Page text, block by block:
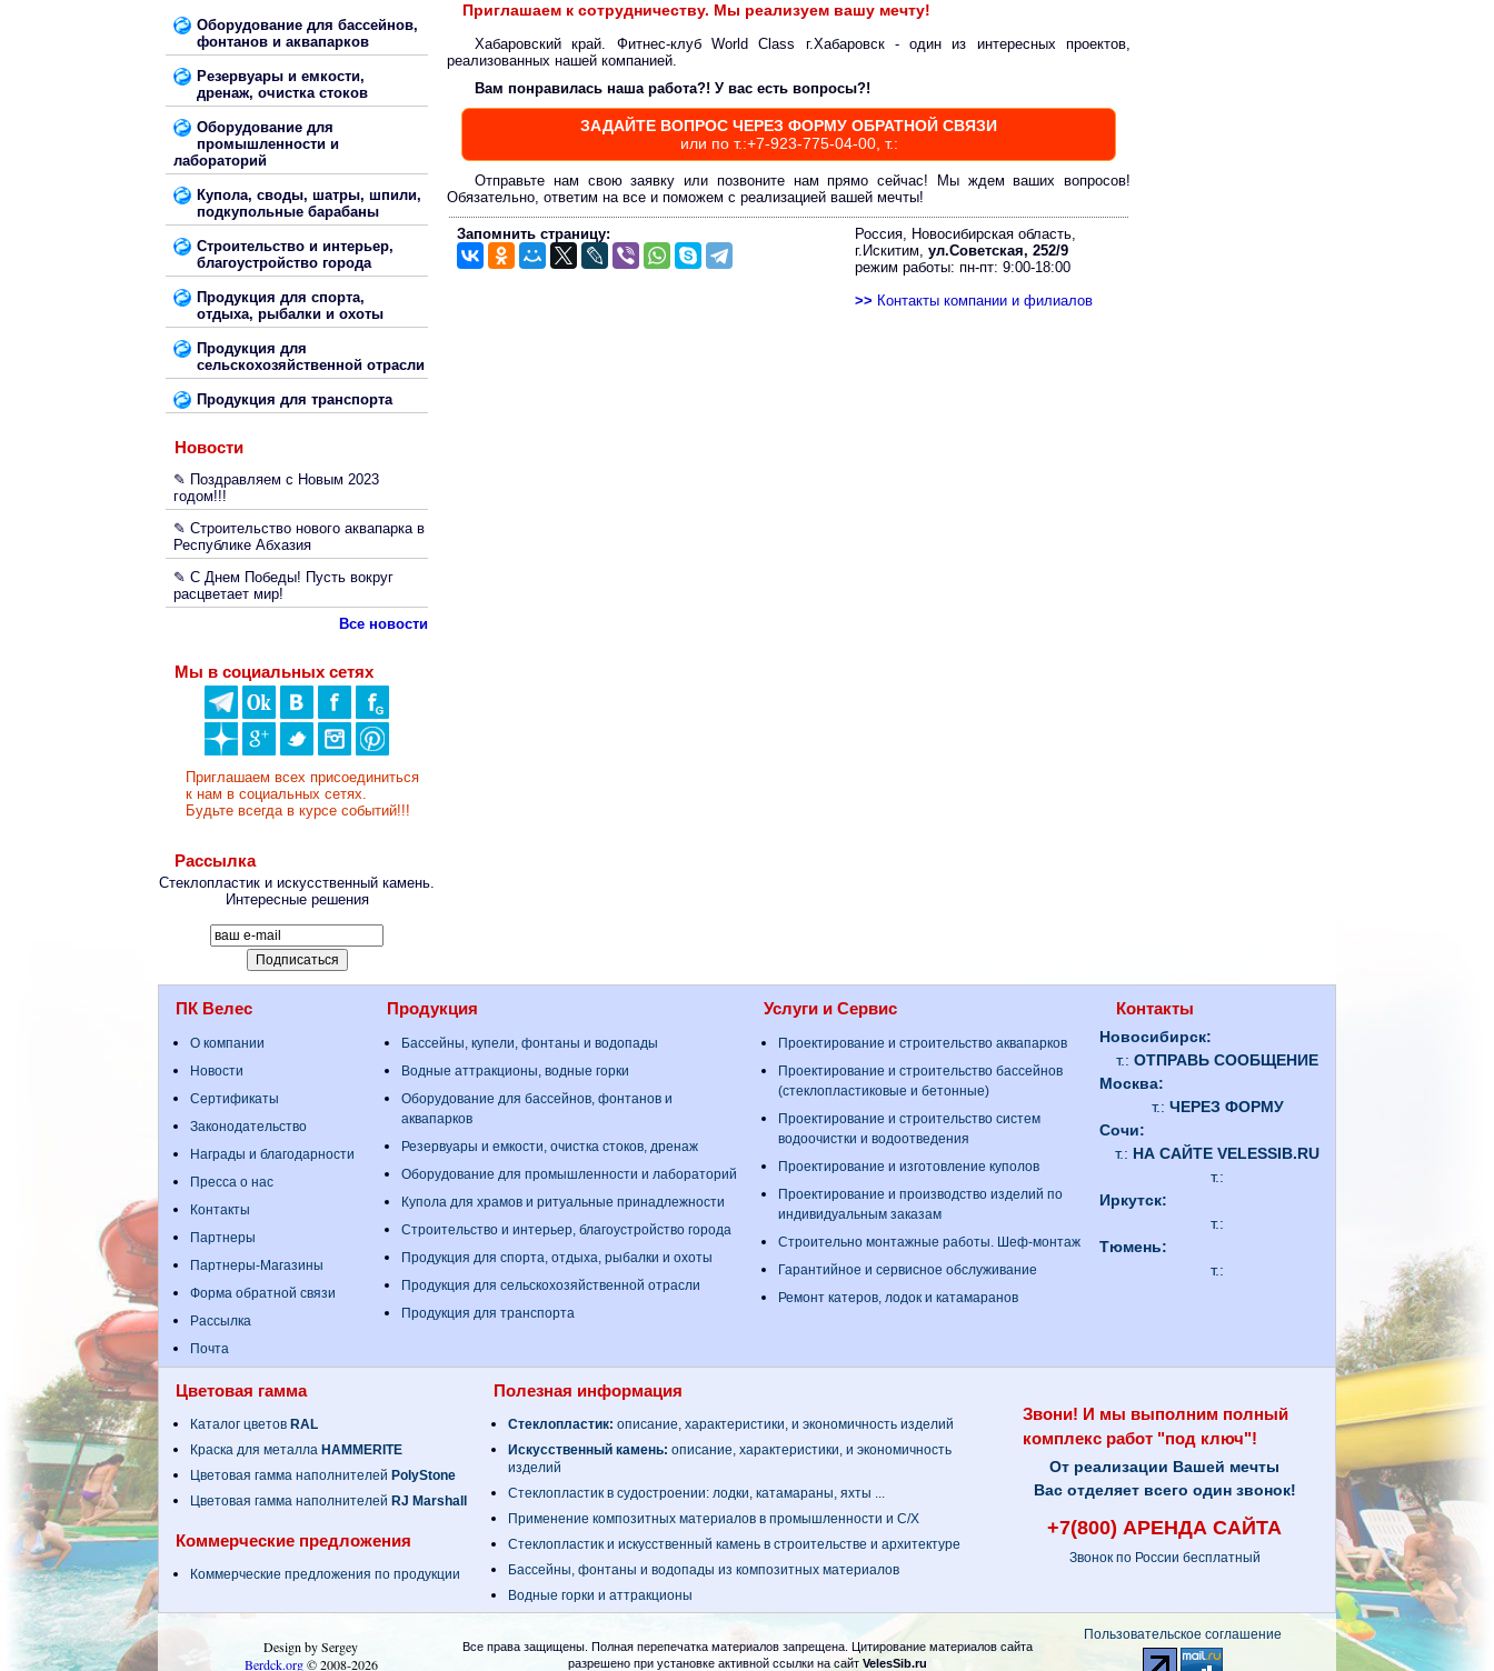
Оборудование для бассейнов,
фонтанов и аквапарков
Резервуары и емкости,
дренаж, очистка стоков
Оборудование для
промышленности и
лабораторий
Купола, своды, шатры, шпили,
подкупольные барабаны
Строительство и интерьер,
благоустройство города
Продукция для спорта,
отдыха, рыбалки и охоты
Продукция для
сельскохозяйственной отрасли
Продукция для транспорта
Новости
✎ Поздравляем с Новым 2023
годом!!!
✎ Строительство нового аквапарка в
Республике Абхазия
✎ С Днем Победы! Пусть вокруг
расцветает мир!
Все новости
Мы в социальных сетях
Приглашаем всех присоединиться
к нам в социальных сетях.
Будьте всегда в курсе событий!!!
Рассылка
Стеклопластик и искусственный камень.
Интересные решения
Приглашаем к сотрудничеству. Мы реализуем вашу мечту!
Хабаровский край. Фитнес-клуб World Class г.Хабаровск - один из интересных проектов,
реализованных нашей компанией.
Вам понравилась наша работа?! У вас есть вопросы?!
ЗАДАЙТЕ ВОПРОС ЧЕРЕЗ ФОРМУ ОБРАТНОЙ СВЯЗИ
или по т.:+7-923-775-04-00, т.:
Отправьте нам свою заявку или позвоните нам прямо сейчас! Мы ждем ваших вопросов!
Обязательно, ответим на все и поможем с реализацией вашей мечты!
Запомнить страницу:
Россия, Новосибирская область,
г.Искитим,ул.Советская, 252/9
режим работы: пн-пт: 9:00-18:00
>> Контакты компании и филиалов
ПК Велес
О компании
Новости
Сертификаты
Законодательство
Награды и благодарности
Пресса о нас
Контакты
Партнеры
Партнеры-Магазины
Форма обратной связи
Рассылка
Почта
Продукция
Бассейны, купели, фонтаны и водопады
Водные аттракционы, водные горки
Оборудование для бассейнов, фонтанов и
аквапарков
Резервуары и емкости, очистка стоков, дренаж
Оборудование для промышленности и лабораторий
Купола для храмов и ритуальные принадлежности
Строительство и интерьер, благоустройство города
Продукция для спорта, отдыха, рыбалки и охоты
Продукция для сельскохозяйственной отрасли
Продукция для транспорта
Услуги и Сервис
Проектирование и строительство аквапарков
Проектирование и строительство бассейнов
(стеклопластиковые и бетонные)
Проектирование и строительство систем
водоочистки и водоотведения
Проектирование и изготовление куполов
Проектирование и производство изделий по
индивидуальным заказам
Строительно монтажные работы. Шеф-монтаж
Гарантийное и сервисное обслуживание
Ремонт катеров, лодок и катамаранов
Контакты
Новосибирск:
т.:ОТПРАВЬ СООБЩЕНИЕ
Москва:
т.: ЧЕРЕЗ ФОРМУ
Сочи:
т.: НА САЙТЕ VELESSIB.RU
т.:
Иркутск:
т.:
Тюмень:
т.:
Цветовая гамма
Каталог цветов RAL
Краска для металла HAMMERITE
Цветовая гамма наполнителей PolyStone
Цветовая гамма наполнителей RJ Marshall
Коммерческие предложения
Коммерческие предложения по продукции
Полезная информация
Стеклопластик: описание, характеристики, и экономичность изделий
Искусственный камень: описание, характеристики, и экономичность
изделий
Стеклопластик в судостроении: лодки, катамараны, яхты ...
Применение композитных материалов в промышленности и С/Х
Стеклопластик и искусственный камень в строительстве и архитектуре
Бассейны, фонтаны и водопады из композитных материалов
Водные горки и аттракционы
Звони! И мы выполним полный
комплекс работ "под ключ"!
От реализации Вашей мечты
Вас отделяет всего один звонок!
+7(800) АРЕНДА САЙТА
Звонок по России бесплатный
Design by Sergey
Berdck.org©2008-2026
Все права защищены. Полная перепечатка материалов запрещена. Цитирование материалов сайта
разрешено при установке активной ссылки на сайт VelesSib.ru
Пользовательское соглашение